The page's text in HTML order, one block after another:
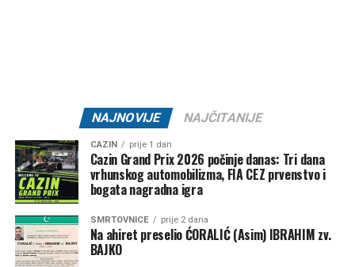
NAJNOVIJE NAJČITANIJE
CAZIN prije 1 dan
Cazin Grand Prix 2026 počinje danas: Tri dana
vrhunskog automobilizma, FIA CEZ prvenstvo i
bogata nagradna igra
SMRTOVNICE prije 2 dana
Na ahiret preselio ĆORALIĆ (Asim) IBRAHIM zv.
BAJKO